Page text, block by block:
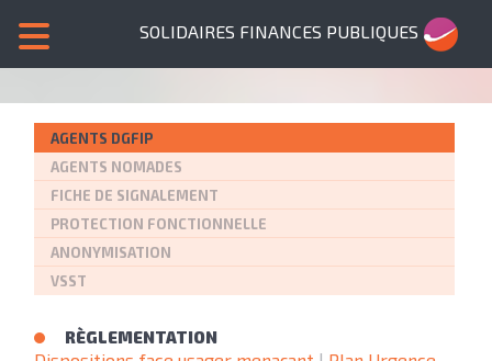
SOLIDAIRES FINANCES PUBLIQUES
AGENTS DGFIP
AGENTS NOMADES
FICHE DE SIGNALEMENT
PROTECTION FONCTIONNELLE
ANONYMISATION
VSST
RÈGLEMENTATION